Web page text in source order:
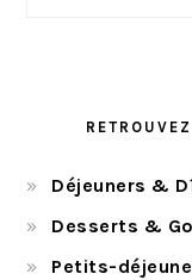
Déjeuners &
Desserts &
Petits-